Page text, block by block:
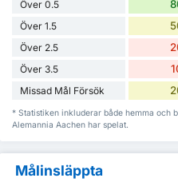
Över 0.5
Över 1.5
Över 2.5
Över 3.5
Missad Mål Försök
* Statistiken inkluderar både hemma och
Alemannia Aachen har spelat.
Målinsläppta